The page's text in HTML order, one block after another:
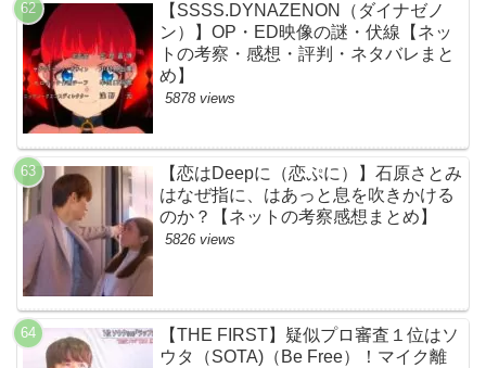
【SSSS.DYNAZENON（ダイナゼノ
ン）】OP・ED映像の謎・伏線【ネッ
トの考察・感想・評判・ネタバレまと
め】
5878 views
【恋はDeepに（恋ぷに）】石原さとみ
はなぜ指に、はあっと息を吹きかける
のか？【ネットの考察感想まとめ】
5826 views
【THE FIRST】疑似プロ審査１位はソ
ウタ（SOTA)（Be Free）！マイク離